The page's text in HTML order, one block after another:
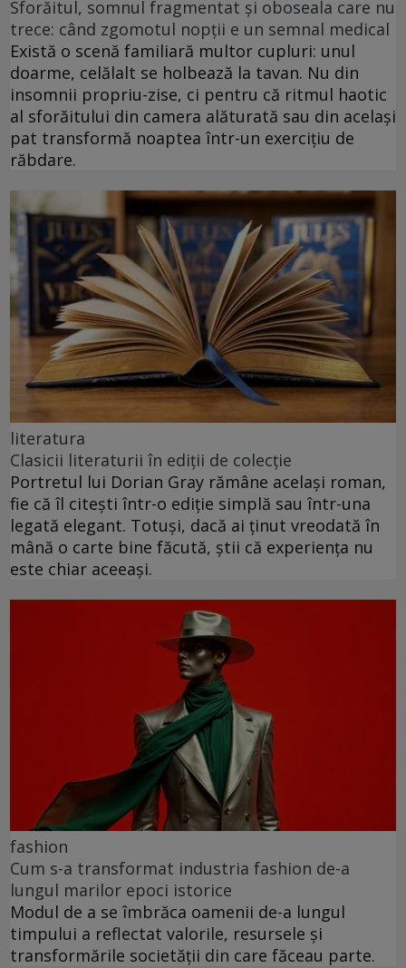
Sforăitul, somnul fragmentat și oboseala care nu
trece: când zgomotul nopții e un semnal medical
Există o scenă familiară multor cupluri: unul
doarme, celălalt se holbează la tavan. Nu din
insomnii propriu-zise, ci pentru că ritmul haotic
al sforăitului din camera alăturată sau din același
pat transformă noaptea într-un exercițiu de
răbdare.
literatura
Clasicii literaturii în ediții de colecție
Portretul lui Dorian Gray rămâne același roman,
fie că îl citești într-o ediție simplă sau într-una
legată elegant. Totuși, dacă ai ținut vreodată în
mână o carte bine făcută, știi că experiența nu
este chiar aceeași.
fashion
Cum s-a transformat industria fashion de-a
lungul marilor epoci istorice
Modul de a se îmbrăca oamenii de-a lungul
timpului a reflectat valorile, resursele și
transformările societății din care făceau parte.